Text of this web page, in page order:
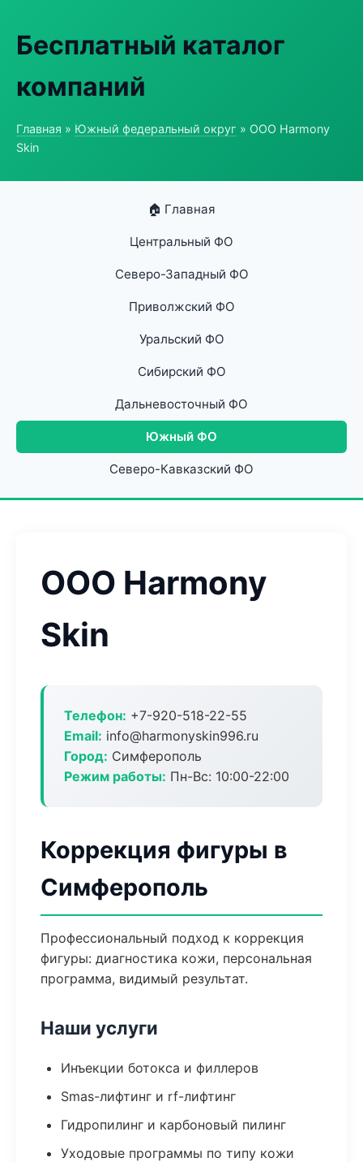
Бесплатный каталог
компаний
Главная » Южный федеральный округ » ООО Harmony
Skin
🏠 Главная
Центральный ФО
Северо-Западный ФО
Приволжский ФО
Уральский ФО
Сибирский ФО
Дальневосточный ФО
Южный ФО
Северо-Кавказский ФО
ООО Harmony
Skin
Телефон: +7-920-518-22-55
Email: info@harmonyskin996.ru
Город: Симферополь
Режим работы: Пн-Вс: 10:00-22:00
Коррекция фигуры в
Симферополь
Профессиональный подход к коррекция
фигуры: диагностика кожи, персональная
программа, видимый результат.
Наши услуги
Инъекции ботокса и филлеров
Smas-лифтинг и rf-лифтинг
Гидропилинг и карбоновый пилинг
Уходовые программы по типу кожи